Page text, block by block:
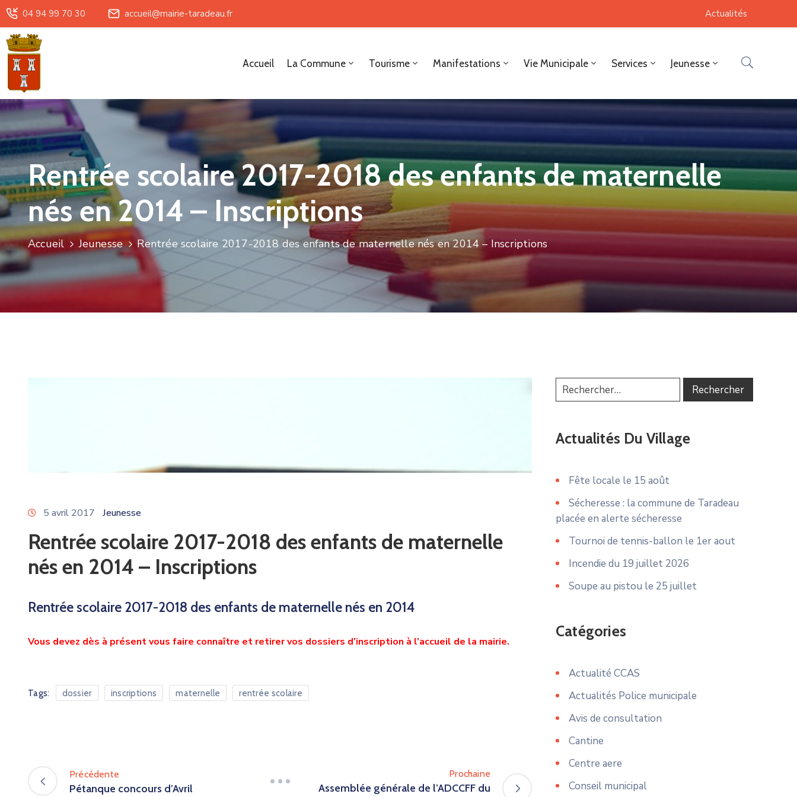
04 94 99 70 30 accueil@mairie-taradeau.fr Actualités
Accueil La Commune Tourisme Manifestations Vie Municipale Services Jeunesse
Rentrée scolaire 2017-2018 des enfants de maternelle
nés en 2014 – Inscriptions
Accueil Jeunesse Rentrée scolaire 2017-2018 des enfants de maternelle nés en 2014 – Inscriptions
5 avril 2017 Jeunesse
Rentrée scolaire 2017-2018 des enfants de maternelle
nés en 2014 – Inscriptions
Rentrée scolaire 2017-2018 des enfants de maternelle nés en 2014
Vous devez dès à présent vous faire connaître et retirer vos dossiers d’inscription à l’accueil de la mairie.
Tags: dossier inscriptions maternelle rentrée scolaire
Précédente
Pétanque concours d’Avril
Prochaine
Assemblée générale de l’ADCCFF du
Actualités Du Village
Fête locale le 15 août
Sécheresse : la commune de Taradeau
placée en alerte sécheresse
Tournoi de tennis-ballon le 1er aout
Incendie du 19 juillet 2026
Soupe au pistou le 25 juillet
Catégories
Actualité CCAS
Actualités Police municipale
Avis de consultation
Cantine
Centre aere
Conseil municipal